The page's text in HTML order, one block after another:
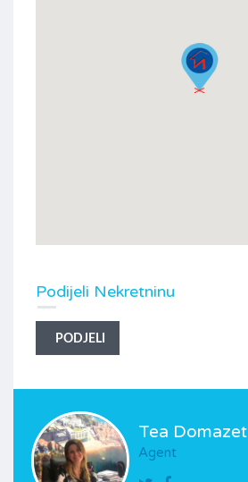
Podijeli Nekretninu
PODJELI
Tea Domazet
Agent